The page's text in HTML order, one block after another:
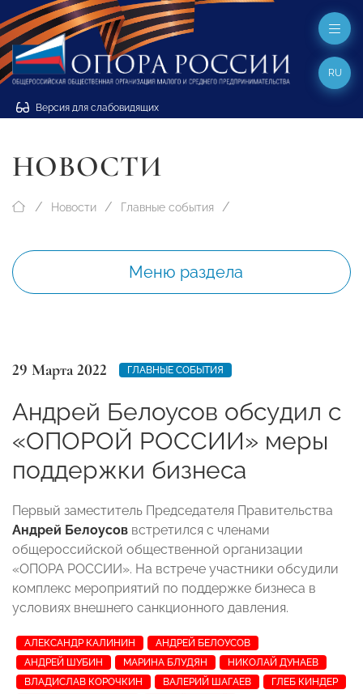
Версия для слабовидящих
RU
НОВОСТИ
Новости Главные события
Меню раздела
29 Марта 2022 ГЛАВНЫЕ СОБЫТИЯ
Андрей Белоусов обсудил с
«ОПОРОЙ РОССИИ» меры
поддержки бизнеса
Первый заместитель Председателя Правительства
Андрей Белоусов встретился с членами
общероссийской общественной организации
«ОПОРА РОССИИ». На встрече участники обсудили
комплекс мероприятий по поддержке бизнеса в
условиях внешнего санкционного давления.
АЛЕКСАНДР КАЛИНИН
АНДРЕЙ БЕЛОУСОВ
АНДРЕЙ ШУБИН
МАРИНА БЛУДЯН
НИКОЛАЙ ДУНАЕВ
ВЛАДИСЛАВ КОРОЧКИН
ВАЛЕРИЙ ШАГАЕВ
ГЛЕБ КИНДЕР